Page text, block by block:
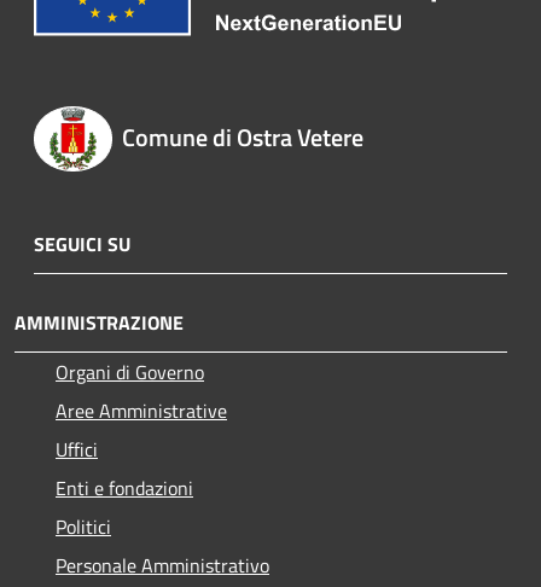
Comune di Ostra Vetere
SEGUICI SU
AMMINISTRAZIONE
Organi di Governo
Aree Amministrative
Uffici
Enti e fondazioni
Politici
Personale Amministrativo